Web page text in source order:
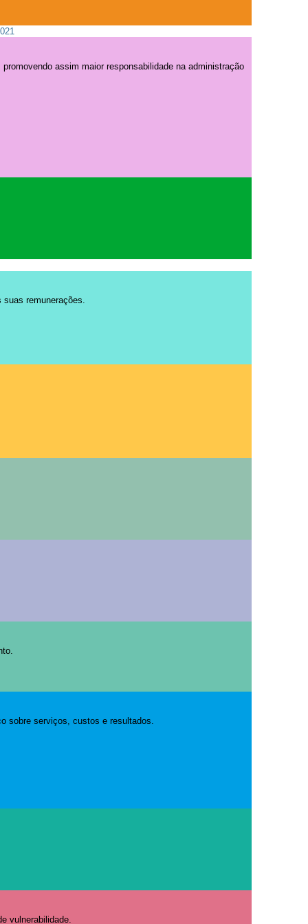
assim maior responsabilidade na administração
remunerações.
sobre serviços, custos e resultados.
vulnerabilidade.